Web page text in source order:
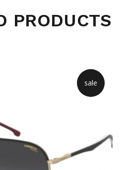
PRODUCTS
sale